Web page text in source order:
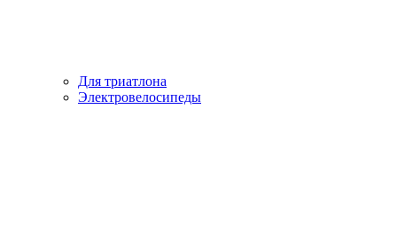
Для триатлона
Электровелосипеды